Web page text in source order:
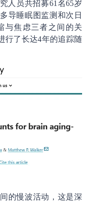
人员共招募61名65岁
导睡眠图监测和次日
与焦虑三者之间的关
行了长达4年的追踪随
的慢波活动，这是深